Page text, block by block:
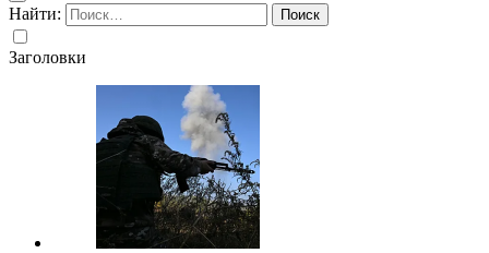
Найти:
Заголовки